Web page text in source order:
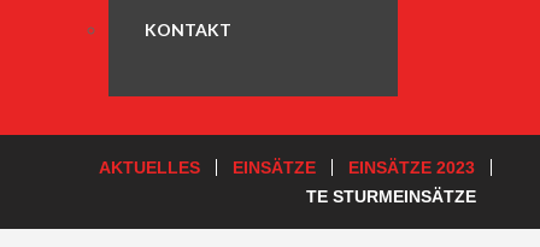
KONTAKT
AKTUELLES EINSÄTZE
EINSÄTZE 2023
TE STURMEINSÄTZE